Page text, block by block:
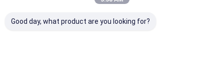
Good day, what product are you looking for?